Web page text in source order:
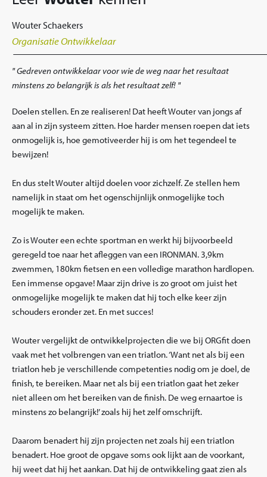
Wouter Schaekers
Organisatie Ontwikkelaar
Gedreven ontwikkelaar voor wie de weg naar het resultaat
minstens zo belangrijk is als het resultaat zelf!
Doelen stellen. En ze realiseren! Dat heeft Wouter van jongs af
aan al in zijn systeem zitten. Hoe harder mensen roepen dat iets
onmogelijk is, hoe gemotiveerder hij is om het tegendeel te
bewijzen!
En dus stelt Wouter altijd doelen voor zichzelf. Ze stellen hem
namelijk in staat om het ogenschijnlijk onmogelijke toch
mogelijk te maken.
Zo is Wouter een echte sportman en werkt hij bijvoorbeeld
geregeld toe naar het afleggen van een IRONMAN. 3,9km
zwemmen, 180km fietsen en een volledige marathon hardlopen.
Een immense opgave! Maar zijn drive is zo groot om juist het
onmogelijke mogelijk te maken dat hij toch elke keer zijn
schouders eronder zet. En met succes!
Wouter vergelijkt de ontwikkelprojecten die we bij ORGfit doen
vaak met het volbrengen van een triatlon. ‘Want net als bij een
triatlon heb je verschillende competenties nodig om je doel, de
finish, te bereiken. Maar net als bij een triatlon gaat het zeker
niet alleen om het bereiken van de finish. De weg ernaartoe is
minstens zo belangrijk!’ zoals hij het zelf omschrijft.
Daarom benadert hij zijn projecten net zoals hij een triatlon
benadert. Hoe groot de opgave soms ook lijkt aan de voorkant,
hij weet dat hij het aankan. Dat hij de ontwikkeling gaat zien als